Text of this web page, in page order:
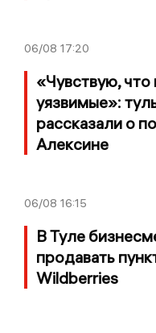
06/08 17:20
«Чувствую,
уязвимые»:
рассказали о
Алексине
06/08 16:15
В Туле
продавать
Wildberries